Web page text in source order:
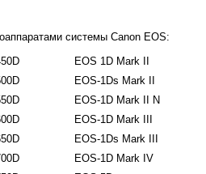
системы Canon EOS:
EOS 1D Mark II
EOS-1Ds Mark II
EOS-1D Mark II N
EOS-1D Mark III
EOS-1Ds Mark III
EOS-1D Mark IV